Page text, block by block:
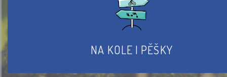
NA KOLE I PĚŠKY